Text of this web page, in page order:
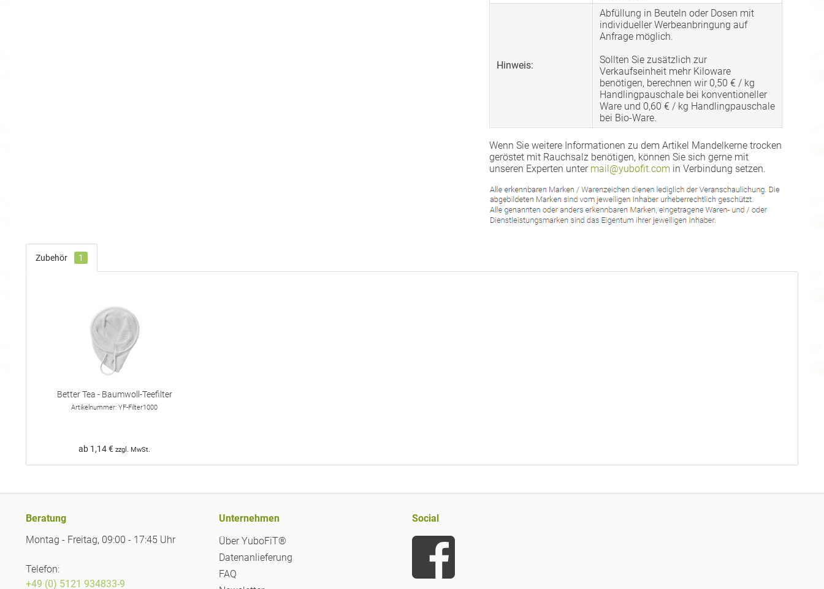
Hinweis:
Abfüllung in Beuteln oder Dosen mit
individueller Werbeanbringung auf
Anfrage möglich.
Sollten Sie zusätzlich zur
Verkaufseinheit mehr Kiloware
benötigen, berechnen wir 0,50 € / kg
Handlingpauschale bei konventioneller
Ware und 0,60 € / kg Handlingpauschale
bei Bio-Ware.
Wenn Sie weitere Informationen zu dem Artikel Mandelkerne trocken
geröstet mit Rauchsalz benötigen, können Sie sich gerne mit
unseren Experten unter mail@yubofit.com in Verbindung setzen.
Zubehör 1
Better Tea - Baumwoll-Teefilter
Artikelnummer: YF-Filter1000
ab 1,14 €zzgl. MwSt.
Beratung
Montag - Freitag, 09:00 - 17:45 Uhr
Telefon:
+49 (0) 5121 934833-9
Unternehmen
Über YuboFiT®
Datenanlieferung
FAQ
Social